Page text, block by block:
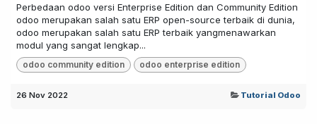
Perbedaan odoo versi Enterprise Edition dan Community Edition
odoo merupakan salah satu ERP open-source terbaik di dunia,
odoo merupakan salah satu ERP terbaik yangmenawarkan
modul yang sangat lengkap...
odoo community edition odoo enterprise edition
26 Nov 2022 Tutorial Odoo